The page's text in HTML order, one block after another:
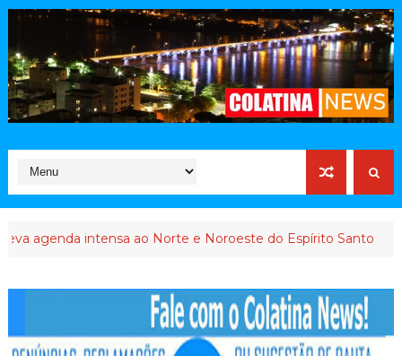
intensa ao Norte e Noroeste do Espírito Santo